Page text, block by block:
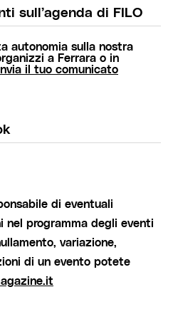
sull’agenda di FILO
autonomia sulla nostra
a Ferrara o in
il tuo comunicato
di eventuali
nel programma degli eventi
variazione,
di un evento potete